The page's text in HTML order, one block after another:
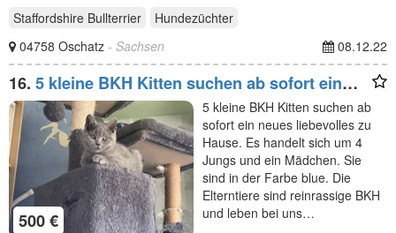
Staffordshire Bullterrier
Hundezüchter
04758 Oschatz - Sachsen 08.12.22
16. 5 kleine BKH Kitten suchen ab sofort ein
neues
500 €
5 kleine BKH Kitten suchen ab
sofort ein neues liebevolles zu
Hause. Es handelt sich um 4
Jungs und ein Mädchen. Sie
sind in der Farbe blue. Die
Elterntiere sind reinrassige BKH
und leben bei uns…